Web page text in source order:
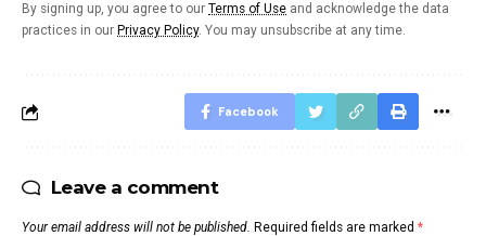
By signing up, you agree to our Terms of Use and acknowledge the data
practices in our Privacy Policy. You may unsubscribe at any time.
Facebook
Leave a comment
Your email address will not be published. Required fields are marked *